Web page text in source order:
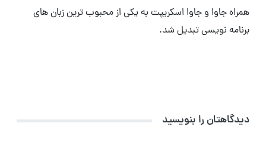
همراه جاوا و جاوا اسکریپت به یکی از محبوب ترین زبان های
برنامه نویسی تبدیل شد.
دیدگاهتان را بنویسید